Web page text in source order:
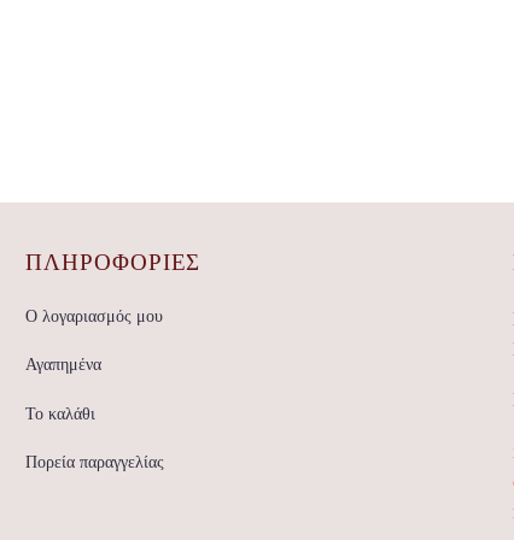
ΠΛΗΡΟΦΟΡΙΕΣ
Ο λογαριασμός μου
Αγαπημένα
Το καλάθι
Πορεία παραγγελίας